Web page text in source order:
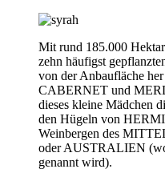
Mit rund 185.000
zehn häufigst
von der Anbaufläche
CABERNET und
dieses kleine Mädchen
den Hügeln von
Weinbergen des
oder AUSTRALIEN
genannt wird).